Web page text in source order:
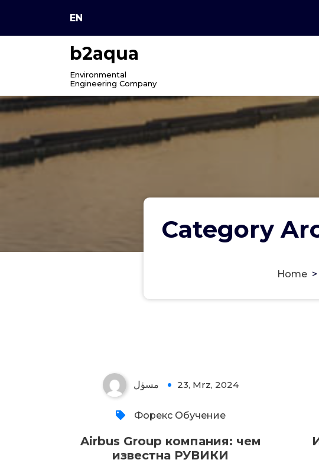
content
EN
b2aqua
Environmental
Engineering Company
Category
Home >
مسؤل 23, Mrz, 2024
Форекс Обучение
Airbus Group компания: чем
известна РУВИКИ